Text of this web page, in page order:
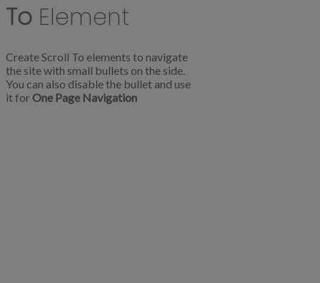
To Element
Create Scroll To elements to navigate
the site with small bullets on the side.
You can also disable the bullet and use
it for One Page Navigation